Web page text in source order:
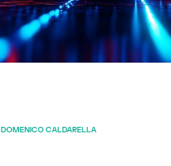
DOMENICO CALDARELLA